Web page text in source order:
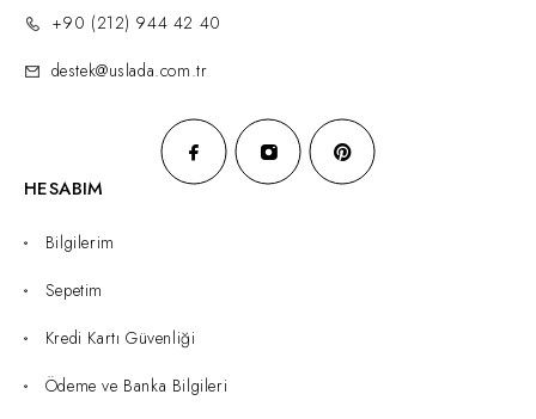
+90 (212) 944 42 40
destek@uslada.com.tr
HESABIM
Bilgilerim
Sepetim
Kredi Kartı Güvenliği
Ödeme ve Banka Bilgileri